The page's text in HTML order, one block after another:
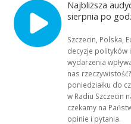
Najbliższa
sierpnia po
Szczecin, Polska,
decyzje polityków
wydarzenia
nas
poniedziałku do
w Radiu Szczecin
czekamy na
opinie i pytania.